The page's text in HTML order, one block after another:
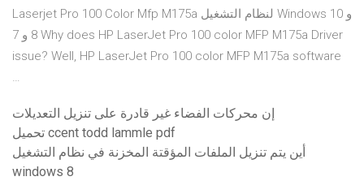
Laserjet Pro 100 Color Mfp M175a لنظام التشغيل Windows 10 و
8 و 7 Why does HP LaserJet Pro 100 color MFP M175a Driver
issue? Well, HP LaserJet Pro 100 color MFP M175a software
…
إن محركات الفضاء غير قادرة على تنزيل التعديلات
تحميل ccent todd lammle pdf
أين يتم تنزيل الملفات المؤقتة المخزنة في نظام التشغيل
windows 8